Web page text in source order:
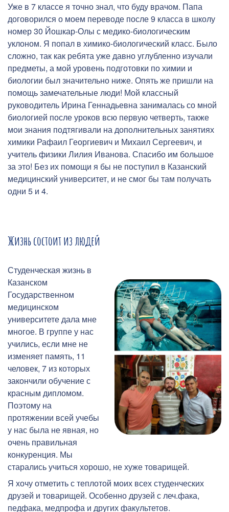
Уже в 7 классе я точно знал, что буду врачом. Папа
договорился о моем переводе после 9 класса в школу
номер 30 Йошкар-Олы с медико-биологическим
уклоном. Я попал в химико-биологический класс. Было
сложно, так как ребята уже давно углубленно изучали
предметы, а мой уровень подготовки по химии и
биологии был значительно ниже. Опять же пришли на
помощь замечательные люди! Мой классный
руководитель Ирина Геннадьевна занималась со мной
биологией после уроков всю первую четверть, также
мои знания подтягивали на дополнительных занятиях
химики Рафаил Георгиевич и Михаил Сергеевич, и
учитель физики Лилия Иванова. Спасибо им большое
за это! Без их помощи я бы не поступил в Казанский
медицинский университет, и не смог бы там получать
одни 5 и 4.
Жизнь состоит из людей
Студенческая жизнь в
Казанском
Государственном
медицинском
университете дала мне
многое. В группе у нас
учились, если мне не
изменяет память, 11
человек, 7 из которых
закончили обучение с
красным дипломом.
Поэтому на
протяжении всей учебы
у нас была не явная, но
очень правильная
конкуренция. Мы
старались учиться хорошо, не хуже товарищей.
Я хочу отметить с теплотой моих всех студенческих
друзей и товарищей. Особенно друзей с леч.фака,
педфака, медпрофа и других факультетов.